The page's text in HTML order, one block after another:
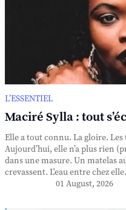
L’ESSENTIEL
Maciré Sylla : tout
Elle a tout connu. La gloire.
Aujourd’hui, elle n’a plus rien
dans une masure. Un matelas
crevassent. L'eau entre chez
01 August, 2026